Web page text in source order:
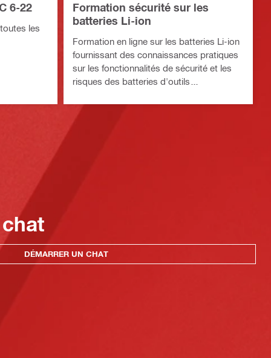
6-22
les
Formation sécurité sur les
batteries Li-ion
Formation en ligne sur les batteries Li-ion
fournissant des connaissances pratiques
sur les fonctionnalités de sécurité et les
risques des batteries d'outils
attestant de la réussite de la formation
DÉMARRER UN CHAT